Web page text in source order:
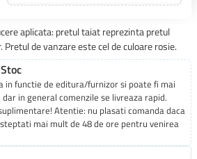
aplicata: pretul taiat reprezinta pretul
de vanzare este cel de culoare rosie.
in functie de editura/furnizor si poate fi mai
in general comenzile se livreaza rapid.
Atentie: nu plasati comanda daca
mai mult de 48 de ore pentru venirea